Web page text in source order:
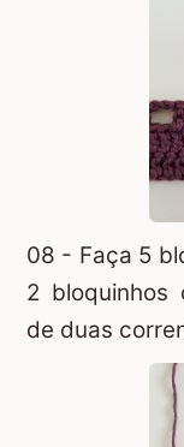
08 - Faça 5
2 bloquinhos
de duas